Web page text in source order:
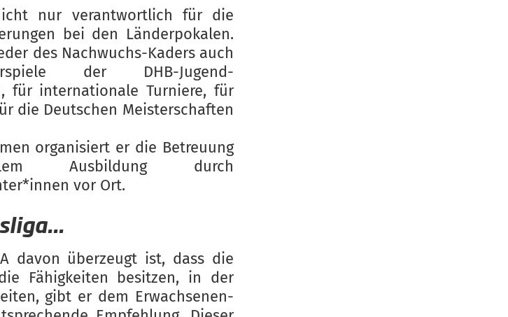
nur verantwortlich für die
bei den Länderpokalen.
des Nachwuchs-Kaders auch
der DHB-Jugend-
für internationale Turniere, für
die Deutschen Meisterschaften
organisiert er die Betreuung
Ausbildung durch
vor Ort.
davon überzeugt ist, dass die
Fähigkeiten besitzen, in der
gibt er dem Erwachsenen-